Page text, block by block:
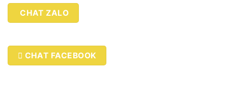
công
CHAT ZALO
CHAT FACEBOOK